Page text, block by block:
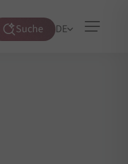
Suche
Suche
DE